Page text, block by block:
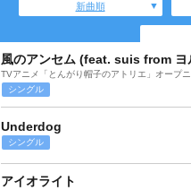
新曲順
風のアンセム (feat. suis from ヨ
TVアニメ「とんがり帽子のアトリエ」オープ
シングル
Underdog
シングル
アイオライト